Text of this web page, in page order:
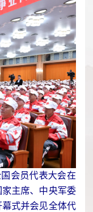
会员代表大会在
主席、中央军委
式并会见全体代